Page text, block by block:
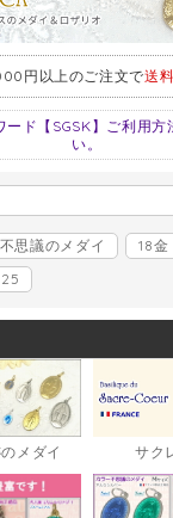
円以上のご注文で送
ド【SGSK】ご利用方
い。
不思議のメダイ 18金
メダイ サク